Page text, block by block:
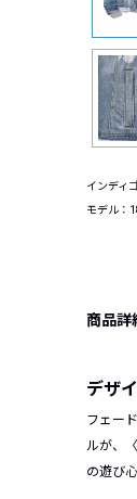
インディ
モデル：
商品詳
デザ
フェー
ルが、
の遊び